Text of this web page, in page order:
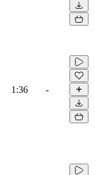
1:36 -